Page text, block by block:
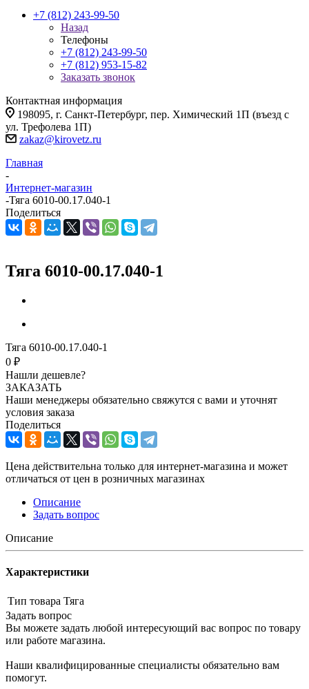
+7 (812) 243-99-50
Назад
Телефоны
+7 (812) 243-99-50
+7 (812) 953-15-82
Заказать звонок
Контактная информация
198095, г. Санкт-Петербург, пер. Химический 1П (въезд с
ул. Трефолева 1П)
zakaz@kirovetz.ru
Главная
-
Интернет-магазин
-Тяга 6010-00.17.040-1
Поделиться
Тяга 6010-00.17.040-1
Тяга 6010-00.17.040-1
0 ₽
Нашли дешевле?
ЗАКАЗАТЬ
Наши менеджеры обязательно свяжутся с вами и уточнят
условия заказа
Поделиться
Цена действительна только для интернет-магазина и может
отличаться от цен в розничных магазинах
Описание
Задать вопрос
Описание
Характеристики
Тип товара Тяга
Задать вопрос
Вы можете задать любой интересующий вас вопрос по товару
или работе магазина.
Наши квалифицированные специалисты обязательно вам
помогут.